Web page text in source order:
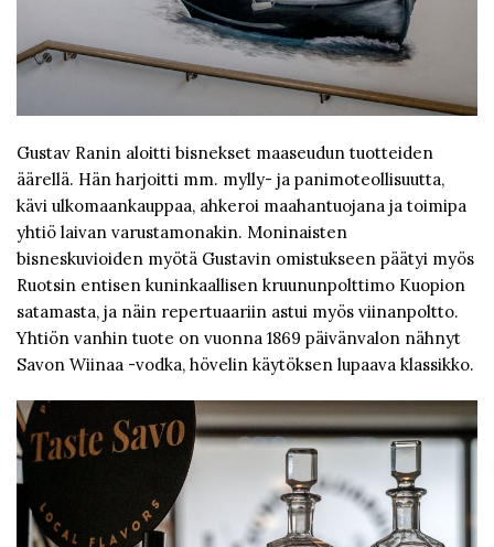
Gustav Ranin aloitti bisnekset maaseudun tuotteiden
äärellä. Hän harjoitti mm. mylly- ja panimoteollisuutta,
kävi ulkomaankauppaa, ahkeroi maahantuojana ja toimipa
yhtiö laivan varustamonakin. Moninaisten
bisneskuvioiden myötä Gustavin omistukseen päätyi myös
Ruotsin entisen kuninkaallisen kruununpolttimo Kuopion
satamasta, ja näin repertuaariin astui myös viinanpoltto.
Yhtiön vanhin tuote on vuonna 1869 päivänvalon nähnyt
Savon Wiinaa -vodka, hövelin käytöksen lupaava klassikko.